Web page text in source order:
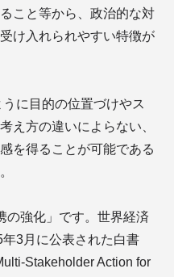
こと等から、政治的な対
け入れられやすい特徴が
に目的の位置づけやス
え方の違いによらない、
を得ることが可能である
の強化」です。世界経済
3月に公表された白書
Stakeholder Action for